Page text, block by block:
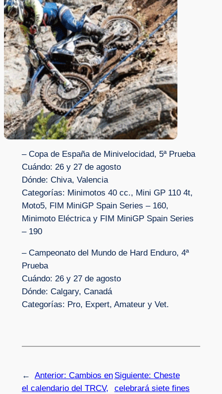
– Copa de España de Minivelocidad, 5ª Prueba
Cuándo: 26 y 27 de agosto
Dónde: Chiva, Valencia
Categorías: Minimotos 40 cc., Mini GP 110 4t,
Moto5, FIM MiniGP Spain Series – 160,
Minimoto Eléctrica y FIM MiniGP Spain Series
– 190
– Campeonato del Mundo de Hard Enduro, 4ª
Prueba
Cuándo: 26 y 27 de agosto
Dónde: Calgary, Canadá
Categorías: Pro, Expert, Amateur y Vet.
← Anterior: Cambios en
el calendario del TRCV,
Siguiente: Cheste
celebrará siete fines